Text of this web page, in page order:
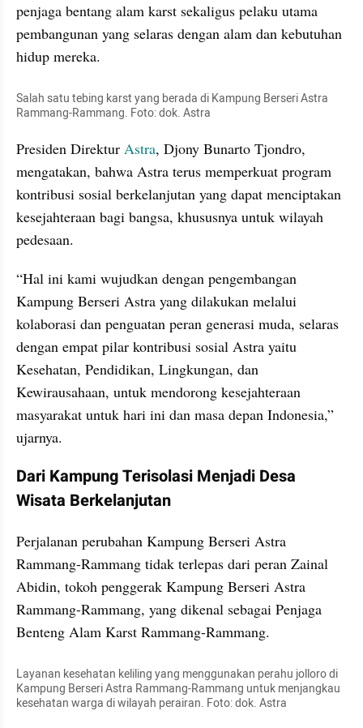
penjaga bentang alam karst sekaligus pelaku utama
pembangunan yang selaras dengan alam dan kebutuhan
hidup mereka.
Salah satu tebing karst yang berada di Kampung Berseri Astra
Rammang-Rammang. Foto: dok. Astra
Presiden Direktur Astra, Djony Bunarto Tjondro,
mengatakan, bahwa Astra terus memperkuat program
kontribusi sosial berkelanjutan yang dapat menciptakan
kesejahteraan bagi bangsa, khususnya untuk wilayah
pedesaan.
“Hal ini kami wujudkan dengan pengembangan
Kampung Berseri Astra yang dilakukan melalui
kolaborasi dan penguatan peran generasi muda, selaras
dengan empat pilar kontribusi sosial Astra yaitu
Kesehatan, Pendidikan, Lingkungan, dan
Kewirausahaan, untuk mendorong kesejahteraan
masyarakat untuk hari ini dan masa depan Indonesia,”
ujarnya.
Dari Kampung Terisolasi Menjadi Desa
Wisata Berkelanjutan
Perjalanan perubahan Kampung Berseri Astra
Rammang-Rammang tidak terlepas dari peran Zainal
Abidin, tokoh penggerak Kampung Berseri Astra
Rammang-Rammang, yang dikenal sebagai Penjaga
Benteng Alam Karst Rammang-Rammang.
Layanan kesehatan keliling yang menggunakan perahu jolloro di
Kampung Berseri Astra Rammang-Rammang untuk menjangkau
kesehatan warga di wilayah perairan. Foto: dok. Astra